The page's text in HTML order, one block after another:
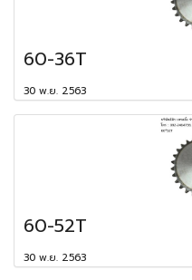
60-36T
30 พ.ย. 2563
60-52T
30 พ.ย. 2563